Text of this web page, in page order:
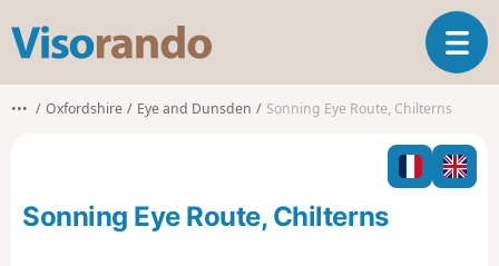
s
o
o
T
o
l
e
n
••• Oxfordshire Eye and Dunsden Sonning Eye Route, Chilterns
Sonning Eye Route, Chilterns